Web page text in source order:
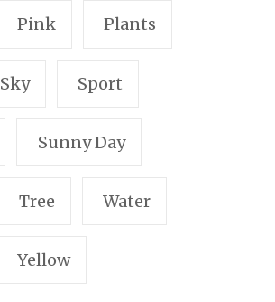
Pink Plants
Sky Sport
Sunny Day
Tree Water
Yellow